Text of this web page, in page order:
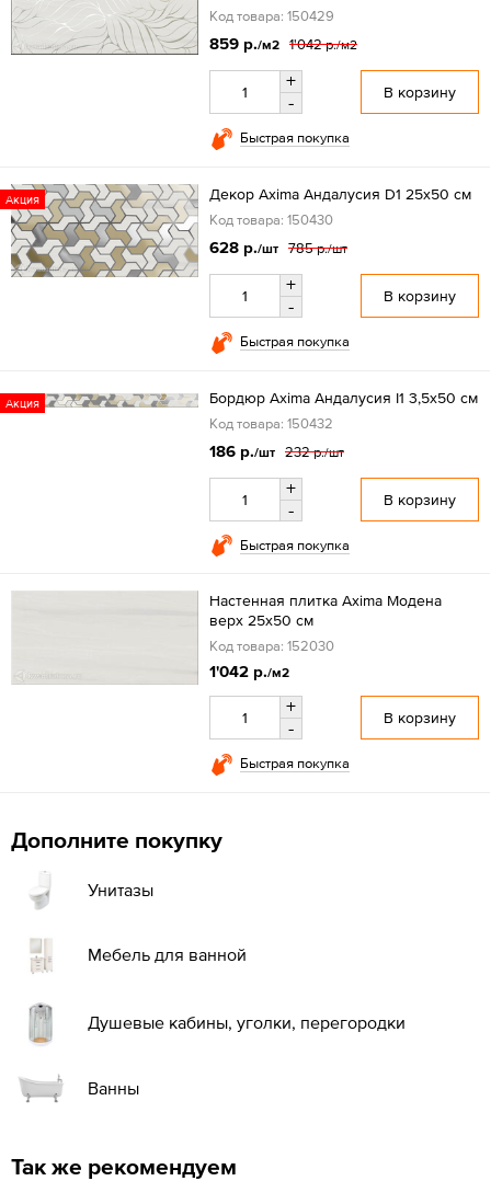
Код товара: 150429
859 р./м2 1'042 р./м2
+
-
В корзину
Быстрая покупка
Акция Декор Axima Андалусия D1 25x50 см
Код товара: 150430
628 р./шт 785 р./шт
+
-
В корзину
Быстрая покупка
Акция Бордюр Axima Андалусия I1 3,5x50 см
Код товара: 150432
186 р./шт 232 р./шт
+
-
В корзину
Быстрая покупка
Настенная плитка Axima Модена
верх 25x50 см
Код товара: 152030
1'042 р./м2
+
-
В корзину
Быстрая покупка
Дополните покупку
Унитазы
Мебель для ванной
Душевые кабины, уголки, перегородки
Ванны
Так же рекомендуем